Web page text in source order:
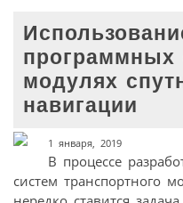
программных
модулях
навигации
1 января, 2019
В процессе
систем транспортного